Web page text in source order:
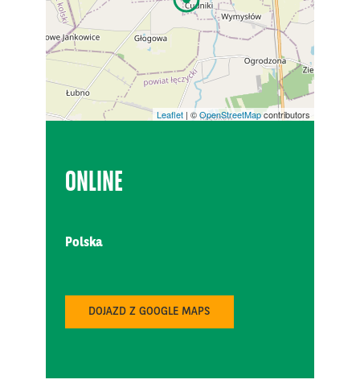
Leaflet | ©OpenStreetMapcontributors
ONLINE
Polska
DOJAZD Z GOOGLE MAPS